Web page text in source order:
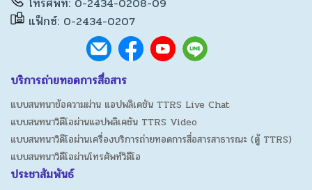
แฟ็กซ์: 0-2434-0207
บริการถ่ายทอดการสื่อสาร
แบบสนทนาข้อความผ่าน แอปพลิเคชัน TTRS Live Chat
แบบสนทนาวิดีโอผ่านแอปพลิเคชัน TTRS Video
แบบสนทนาวิดีโอผ่านเครื่องบริการถ่ายทอดการสื่อสารสาธารณะ (ตู้ TTRS)
แบบสนทนาวิดีโอผ่านโทรศัพท์วิดีโอ
ประชาสัมพันธ์